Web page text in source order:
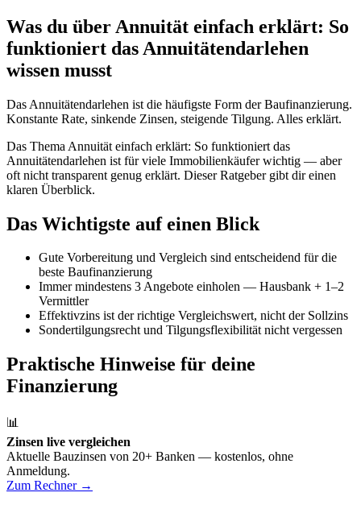
Was du über Annuität einfach erklärt: So
funktioniert das Annuitätendarlehen
wissen musst
Das Annuitätendarlehen ist die häufigste Form der Baufinanzierung.
Konstante Rate, sinkende Zinsen, steigende Tilgung. Alles erklärt.
Das Thema Annuität einfach erklärt: So funktioniert das
Annuitätendarlehen ist für viele Immobilienkäufer wichtig — aber
oft nicht transparent genug erklärt. Dieser Ratgeber gibt dir einen
klaren Überblick.
Das Wichtigste auf einen Blick
Gute Vorbereitung und Vergleich sind entscheidend für die
beste Baufinanzierung
Immer mindestens 3 Angebote einholen — Hausbank + 1–2
Vermittler
Effektivzins ist der richtige Vergleichswert, nicht der Sollzins
Sondertilgungsrecht und Tilgungsflexibilität nicht vergessen
Praktische Hinweise für deine
Finanzierung
📊
Zinsen live vergleichen
Aktuelle Bauzinsen von 20+ Banken — kostenlos, ohne
Anmeldung.
Zum Rechner →